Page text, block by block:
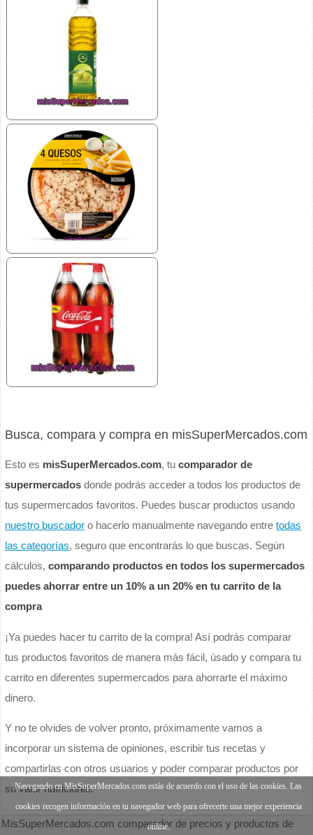
Busca, compara y compra en misSuperMercados.com
Esto es misSuperMercados.com, tucomparador de
supermercados donde podrás acceder a todos los productos de
tus supermercados favoritos. Puedes buscar productos usando
nuestro buscador o hacerlo manualmente navegando entretodas
las categorías, seguro que encontrarás lo que buscas. Según
cálculos,comparando productos en todos los supermercados
puedes ahorrar entre un 10% a un 20% en tu carrito de la
compra
¡Ya puedes hacer tu carrito de la compra! Así podrás comparar
tus productos favoritos de manera más fácil, úsado y compara tu
carrito en diferentes supermercados para ahorrarte el máximo
dinero.
Y no te olvides de volver pronto, próximamente vamos a
incorporar un sistema de opiniones, escribir tus recetas y
compartirlas con otros usuarios y poder comparar productos por
su valor nutricional.
MisSuperMercados.com comparador de precios y productos de
Navegando en MisSuperMercados.com estás de acuerdo con el uso de las cookies. Las
cookies recogen información en tu navegador web para ofrecerte una mejor experiencia
online.